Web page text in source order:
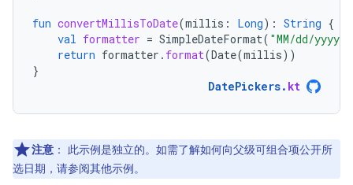
fun convertMillisToDate(millis : Long): String {
val formatter = SimpleDateFormat( "MM/dd/yyyy"
return formatter . format(Date(millis))
}
DatePickers. kt
注意 ：
此示例是独立的。如需了解如何向父级可组合项公开所
选日期，请参阅其他示例。